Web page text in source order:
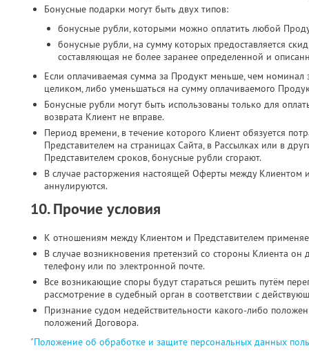
Бонусные подарки могут быть двух типов:
бонусные рубли, которыми можно оплатить любой
бонусные рубли, на сумму которых предоставляется
составляющая не более заранее определенной и
Если оплачиваемая сумма за Продукт меньше, чем
целиком, либо уменьшаться на сумму оплачиваемого
Бонусные рубли могут быть использованы только для
возврата Клиент не вправе.
Период времени, в течение которого Клиент обязуется
Представителем на страницах Сайта, в Рассылках или в
Представителем сроков, бонусные рубли сгорают.
В случае расторжения настоящей Оферты между Клиентом
аннулируются.
10. Прочие условия
К отношениям между Клиентом и Представителем
В случае возникновения претензий со стороны Клиента
телефону или по электронной почте.
Все возникающие споры будут стараться решить путём
рассмотрение в судебный орган в соответствии с
Признание судом недействительности какого-либо
положений Договора.
"Положение об обработке и защите персональных данных